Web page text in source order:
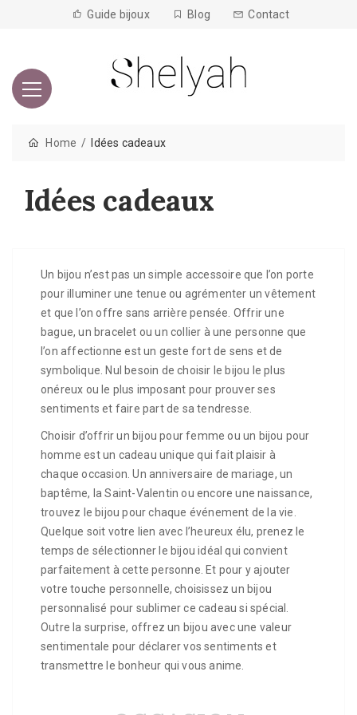
Guide bijoux Blog Contact
Home Idées cadeaux
Idées cadeaux
Un bijou n’est pas un simple accessoire que l’on porte
pour illuminer une tenue ou agrémenter un vêtement
et que l’on offre sans arrière pensée. Offrir une
bague, un bracelet ou un collier à une personne que
l’on affectionne est un geste fort de sens et de
symbolique. Nul besoin de choisir le bijou le plus
onéreux ou le plus imposant pour prouver ses
sentiments et faire part de sa tendresse.
Choisir d’offrir un bijou pour femme ou un bijou pour
homme est un cadeau unique qui fait plaisir à
chaque occasion. Un anniversaire de mariage, un
baptême, la Saint-Valentin ou encore une naissance,
trouvez le bijou pour chaque événement de la vie.
Quelque soit votre lien avec l’heureux élu, prenez le
temps de sélectionner le bijou idéal qui convient
parfaitement à cette personne. Et pour y ajouter
votre touche personnelle, choisissez un bijou
personnalisé pour sublimer ce cadeau si spécial.
Outre la surprise, offrez un bijou avec une valeur
sentimentale pour déclarer vos sentiments et
transmettre le bonheur qui vous anime.